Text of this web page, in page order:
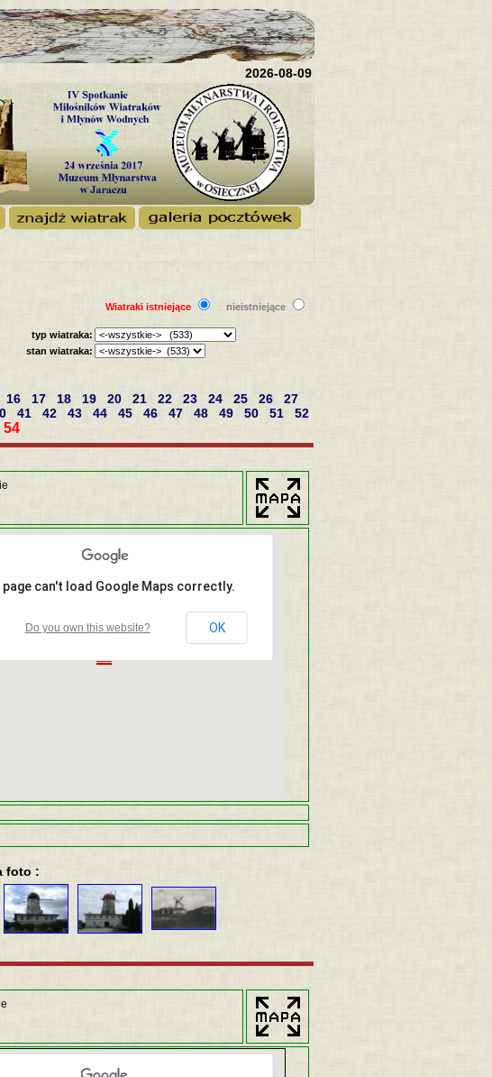
2026-08-09
Wiatraki istniejące nieistniejące
typ wiatraka:
stan wiatraka:
16 17 18 19 20 21 22 23 24 25 26
27
41 42 43 44 45 46 47 48 49 50 51
52
54
page can't load Google Maps correctly.
Do you own this website? OK
foto :